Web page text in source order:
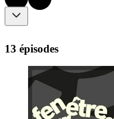
13 épisodes